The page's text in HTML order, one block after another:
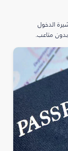
الدخول
متاعب.